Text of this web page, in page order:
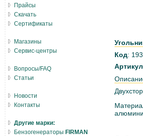
Код:
Артикул
Прайсы
Скачать
Сертификаты
Магазины
Сервис-центры
Вопросы/FAQ
Статьи
Новости
Контакты
Другие марки:
Бензогенераторы FIRMAN